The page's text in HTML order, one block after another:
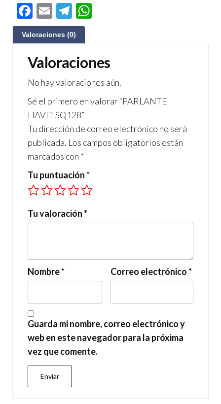
F
ac
e
b
o
o
k
E
m
ail
Te
le
gr
a
m
s
A
p
p
Valoraciones (0)
Valoraciones
No hay valoraciones aún.
Sé el primero en valorar “PARLANTE
HAVIT SQ128”
Tu dirección de correo electrónico no será
publicada. Los campos obligatorios están
marcados con *
Tu puntuación*
Tu valoración*
Nombre* Correo electrónico*
Guarda mi nombre, correo electrónico y
web en este navegador para la próxima
vez que comente.